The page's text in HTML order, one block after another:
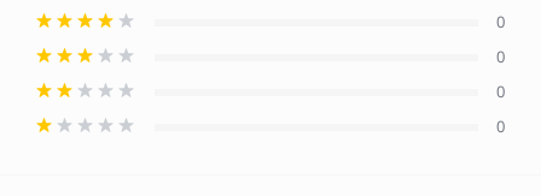
0
0
0
0